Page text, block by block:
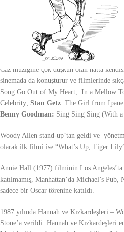
demek az geliyor bazen. Çünkü insanı,
Yazarlık kariyeri de olan Allen’ın ince
Kierkegaard, Fitzgerald, Dostoyevski,
filmlerini izlerken, aynı zamanda müzik ve
Caz müziğine çok düşkün olan hatta
sinemada da konuşturur ve filmlerinde
Song Go Out of My Heart, In a Mellow
Celebrity; Stan Getz: The Girl from
Benny Goodman: Sing Sing Sing (With
Woody Allen stand-up’tan geldi ve
olarak ilk filmi ise “What’s Up, Tiger
Annie Hall (1977) filminin Los Angeles’ta
katılmamış, Manhattan’da Michael’s
sadece bir Oscar törenine katıldı.
1987 yılında Hannah ve Kızkardeşleri –
Stone’a verildi. Hannah ve Kızkardeşleri